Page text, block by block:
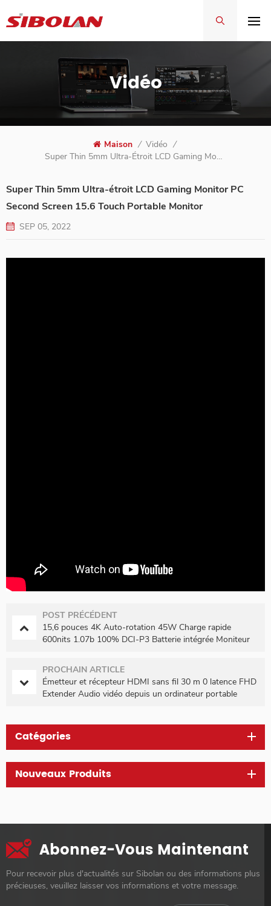
Vidéo
Maison / Vidéo /
Super Thin 5mm Ultra-Étroit LCD Gaming Monitor PC Second Screen 15.6 Touch Portable Monitor
Super Thin 5mm Ultra-étroit LCD Gaming Monitor PC
Second Screen 15.6 Touch Portable Monitor
SEP 05, 2022
POST PRÉCÉDENT
15,6 pouces 4K Auto-rotation 45W Charge rapide
600nits 1.07b 100% DCI-P3 Batterie intégrée Moniteur
PROCHAIN ARTICLE
Émetteur et récepteur HDMI sans fil 30 m 0 latence FHD
Extender Audio vidéo depuis un ordinateur portable
Catégories
Nouveaux Produits
Abonnez-Vous Maintenant
Pour recevoir plus d'actualités sur Sibolan ou des informations plus
précieuses, veuillez laisser vos informations et votre message.